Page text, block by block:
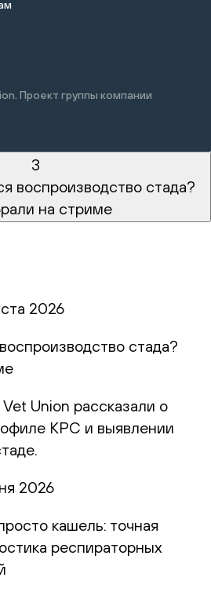
Проект группы компании
3
воспроизводство стада?
на стриме
2026
стада?
Union рассказали о
КРС и выявлении
2026
кашель: точная
респираторных